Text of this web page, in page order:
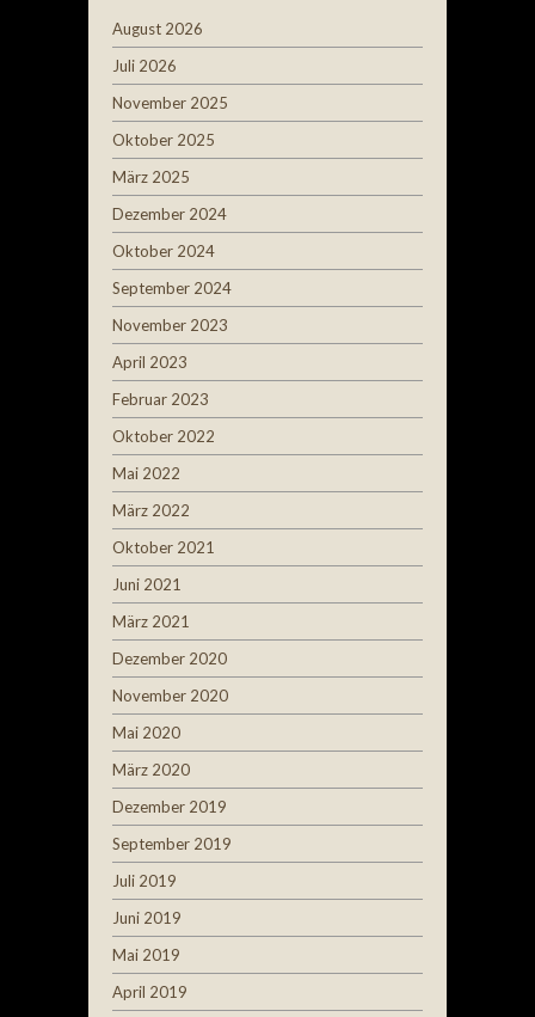
August 2026
Juli 2026
November 2025
Oktober 2025
März 2025
Dezember 2024
Oktober 2024
September 2024
November 2023
April 2023
Februar 2023
Oktober 2022
Mai 2022
März 2022
Oktober 2021
Juni 2021
März 2021
Dezember 2020
November 2020
Mai 2020
März 2020
Dezember 2019
September 2019
Juli 2019
Juni 2019
Mai 2019
April 2019